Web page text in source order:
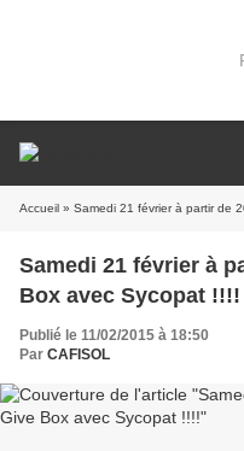
Accueil » Samedi 21 février à partir de
Samedi 21 février à
Box avec Sycopat !!!!
Publié le 11/02/2015 à 18:50
Par CAFISOL